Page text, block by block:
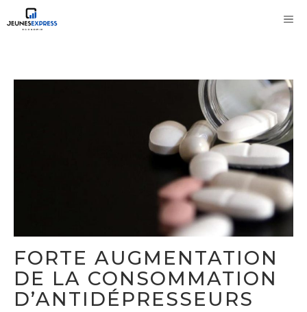
au
FORTE AUGMENTATION
DE LA CONSOMMATION
D’ANTIDÉPRESSEURS